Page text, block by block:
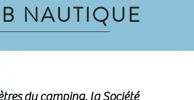
NAUTIQUE
du camping, la Société